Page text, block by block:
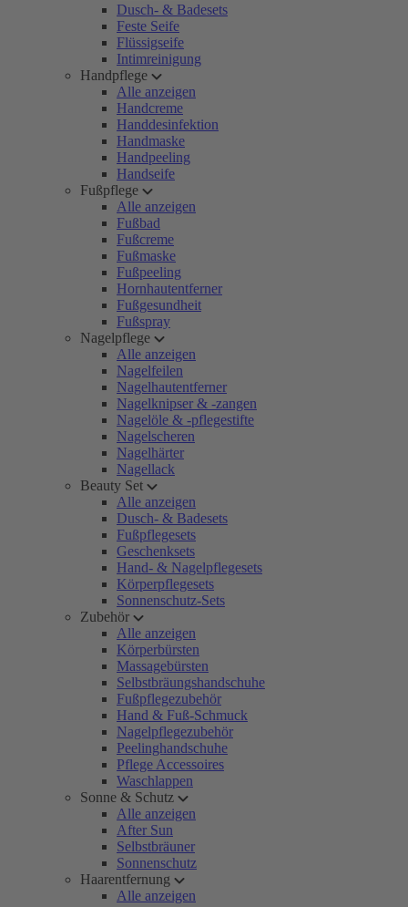
Dusch- & Badesets
Feste Seife
Flüssigseife
Intimreinigung
Handpflege
Alle anzeigen
Handcreme
Handdesinfektion
Handmaske
Handpeeling
Handseife
Fußpflege
Alle anzeigen
Fußbad
Fußcreme
Fußmaske
Fußpeeling
Hornhautentferner
Fußgesundheit
Fußspray
Nagelpflege
Alle anzeigen
Nagelfeilen
Nagelhautentferner
Nagelknipser & -zangen
Nagelöle & -pflegestifte
Nagelscheren
Nagelhärter
Nagellack
Beauty Set
Alle anzeigen
Dusch- & Badesets
Fußpflegesets
Geschenksets
Hand- & Nagelpflegesets
Körperpflegesets
Sonnenschutz-Sets
Zubehör
Alle anzeigen
Körperbürsten
Massagebürsten
Selbstbräungshandschuhe
Fußpflegezubehör
Hand & Fuß-Schmuck
Nagelpflegezubehör
Peelinghandschuhe
Pflege Accessoires
Waschlappen
Sonne & Schutz
Alle anzeigen
After Sun
Selbstbräuner
Sonnenschutz
Haarentfernung
Alle anzeigen